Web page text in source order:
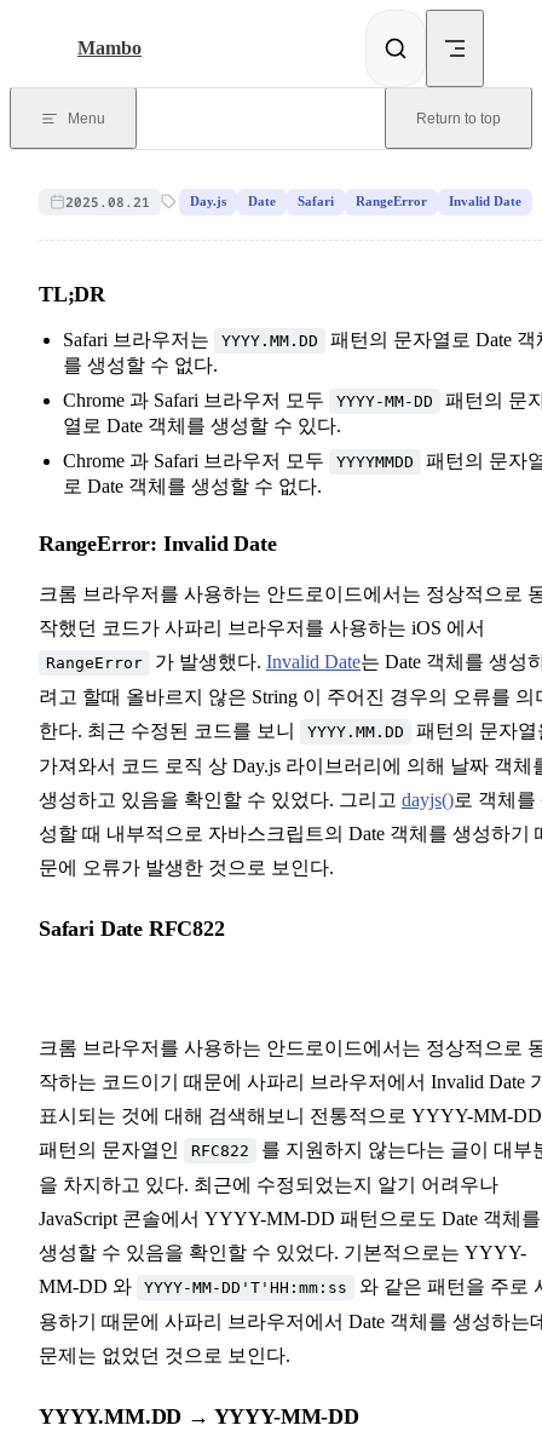
Mambo
Menu Return to top
2025.08.21 Day.js Date Safari RangeError Invalid Date
TL;DR
Safari 브라우저는 YYYY.MM.DD
패턴의 문자열로 Date 객
를 생성할 수 없다.
Chrome 과 Safari 브라우저 모두
YYYY-MM-DD
패턴의 문
열로 Date 객체를 생성할 수 있다.
Chrome 과 Safari 브라우저 모두
YYYYMMDD
패턴의 문자
로 Date 객체를 생성할 수 없다.
RangeError: Invalid Date
크롬 브라우저를 사용하는 안드로이드에서는 정상적으로
작했던 코드가 사파리 브라우저를 사용하는 iOS 에서
RangeError 가 발생했다. Invalid Date는 Date 객체를 생성
려고 할때 올바르지 않은 String 이 주어진 경우의 오류를 의
한다. 최근 수정된 코드를 보니
YYYY.MM.DD
패턴의 문자열
가져와서 코드 로직 상 Day.js 라이브러리에 의해 날짜 객체
생성하고 있음을 확인할 수 있었다. 그리고 dayjs()로 객체를
성할 때 내부적으로 자바스크립트의 Date 객체를 생성하기
문에 오류가 발생한 것으로 보인다.
Safari Date RFC822
크롬 브라우저를 사용하는 안드로이드에서는 정상적으로
작하는 코드이기 때문에 사파리 브라우저에서 Invalid Date
표시되는 것에 대해 검색해보니 전통적으로 YYYY-MM-DD
패턴의 문자열인
RFC822
를 지원하지 않는다는 글이 대부
을 차지하고 있다. 최근에 수정되었는지 알기 어려우나
JavaScript 콘솔에서 YYYY-MM-DD 패턴으로도 Date 객체를
생성할 수 있음을 확인할 수 있었다. 기본적으로는 YYYY-
MM-DD 와
YYYY-MM-DD'T'HH:mm:ss
와 같은 패턴을 주로
용하기 때문에 사파리 브라우저에서 Date 객체를 생성하는
문제는 없었던 것으로 보인다.
YYYY.MM.DD → YYYY-MM-DD